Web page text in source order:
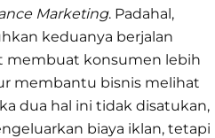
Marketing. Padahal,
keduanya berjalan
membuat konsumen lebih
membantu bisnis melihat
dua hal ini tidak disatukan,
biaya iklan, tetapi